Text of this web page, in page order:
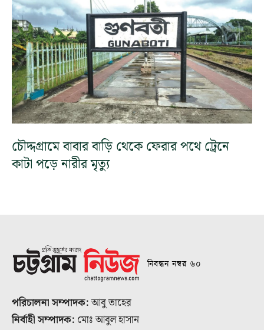
চৌদ্দগ্রামে বাবার বাড়ি থেকে ফেরার পথে ট্রেনে
কাটা পড়ে নারীর মৃত্যু
নিবন্ধন নম্বর ৬০
পরিচালনা সম্পাদক:আবু তাহের
নির্বাহী সম্পাদক: মোঃ আবুল হাসান